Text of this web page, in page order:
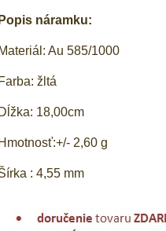
Popis náramku:
Materiál: Au 585/1000
Farba: žltá
Dĺžka: 18,00cm
Hmotnosť:+/- 2,60 g
: 4,55 mm